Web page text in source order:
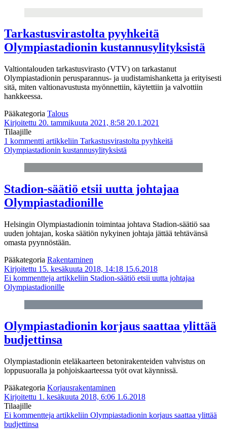
Tarkastusvirastolta pyyhkeitä
Olympiastadionin kustannusylityksistä
Valtiontalouden tarkastusvirasto (VTV) on tarkastanut
Olympiastadionin perusparannus- ja uudistamishanketta ja erityisesti
sitä, miten valtionavustusta myönnettiin, käytettiin ja valvottiin
hankkeessa.
Pääkategoria Talous
Kirjoitettu 20. tammikuuta 2021, 8:58 20.1.2021
Tilaajille
1 kommentti artikkeliin Tarkastusvirastolta pyyhkeitä
Olympiastadionin kustannusylityksistä
Stadion-säätiö etsii uutta johtajaa
Olympiastadionille
Helsingin Olympiastadionin toimintaa johtava Stadion-säätiö saa
uuden johtajan, koska säätiön nykyinen johtaja jättää tehtävänsä
omasta pyynnöstään.
Pääkategoria Rakentaminen
Kirjoitettu 15. kesäkuuta 2018, 14:18 15.6.2018
Ei kommentteja artikkeliin Stadion-säätiö etsii uutta johtajaa
Olympiastadionille
Olympiastadionin korjaus saattaa ylittää
budjettinsa
Olympiastadionin eteläkaarteen betonirakenteiden vahvistus on
loppusuoralla ja pohjoiskaarteessa työt ovat käynnissä.
Pääkategoria Korjausrakentaminen
Kirjoitettu 1. kesäkuuta 2018, 6:06 1.6.2018
Tilaajille
Ei kommentteja artikkeliin Olympiastadionin korjaus saattaa ylittää
budjettinsa